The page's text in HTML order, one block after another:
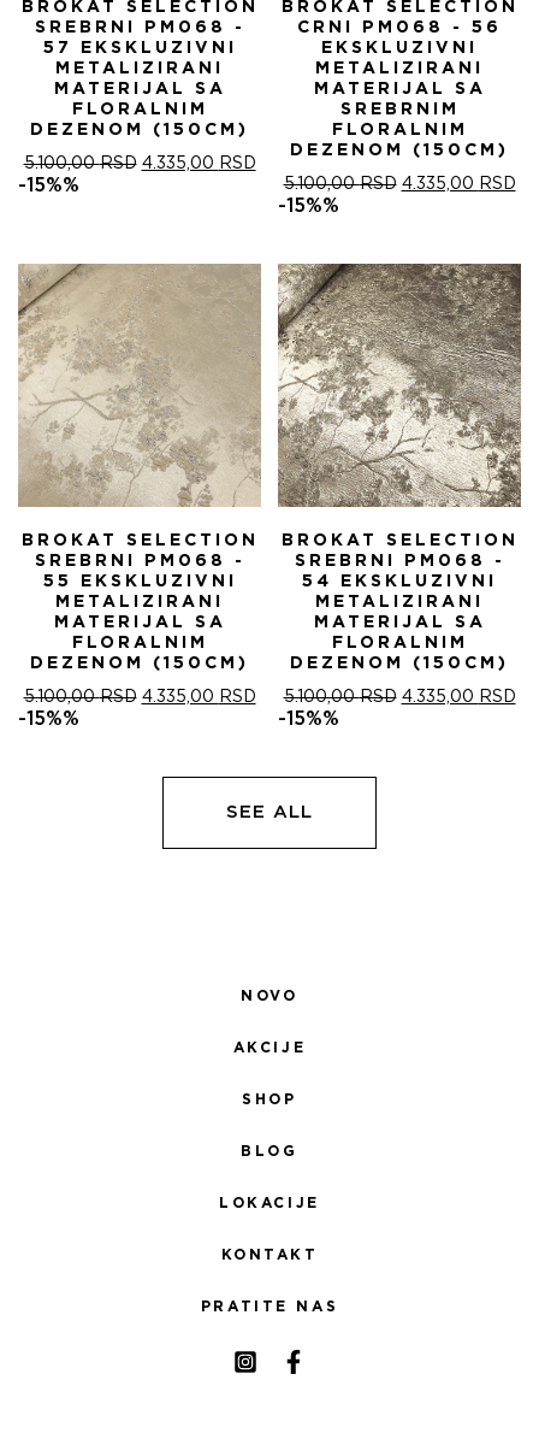
BROKAT SELECTION
SREBRNI PM068 -
57 EKSKLUZIVNI
METALIZIRANI
MATERIJAL SA
FLORALNIM
DEZENOM (150CM)
5.100,00RSD ОРИГИНАЛНА
4.335,00 RSDТРЕНУТНА
ЦЕНА
-15%%
BROKAT SELECTION
CRNI PM068 - 56
EKSKLUZIVNI
METALIZIRANI
MATERIJAL SA
SREBRNIM
FLORALNIM
DEZENOM (150CM)
5.100,00RSD ОРИГИНАЛНА
5.100,00 RSD.
4.335,00 RSD
-15%%
BROKAT SELECTION
SREBRNI PM068 -
55 EKSKLUZIVNI
METALIZIRANI
MATERIJAL SA
FLORALNIM
DEZENOM (150CM)
5.100,00RSD ОРИГИНАЛНА
5.100,00 RSD.
4.335,00 RSDТРЕНУТНА
ЦЕНА
-15%%
BROKAT SELECTION
SREBRNI PM068 -
54 EKSKLUZIVNI
METALIZIRANI
MATERIJAL SA
FLORALNIM
DEZENOM (150CM)
5.100,00RSD ОРИГИНАЛНА
4.335,00 RSD
-15%%
SEE ALL
NOVO
AKCIJE
SHOP
BLOG
LOKACIJE
KONTAKT
PRATITE NAS